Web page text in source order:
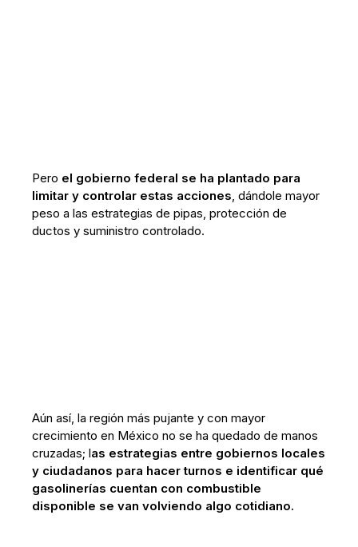
Pero el gobierno federal se ha plantado para
limitar y controlar estas acciones, dándole mayor
peso a las estrategias de pipas, protección de
ductos y suministro controlado.
Aún así, la región más pujante y con mayor
crecimiento en México no se ha quedado de manos
cruzadas; las estrategias entre gobiernos locales
y ciudadanos para hacer turnos e identificar qué
gasolinerías cuentan con combustible
disponible se van volviendo algo cotidiano.